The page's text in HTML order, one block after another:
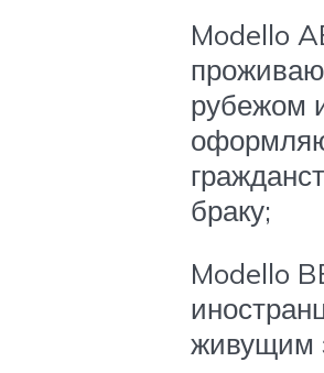
Modello
рубежом
браку;
Modello
живущим